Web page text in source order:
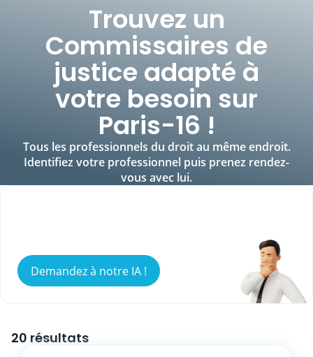
Trouvez un
Commissaires de
justice adapté à
votre besoin sur
Paris-16 !
Tous les professionnels du droit au même endroit.
Identifiez votre professionnel puis prenez rendez-
vous avec lui.
Demandez à notre IA !
20 résultats